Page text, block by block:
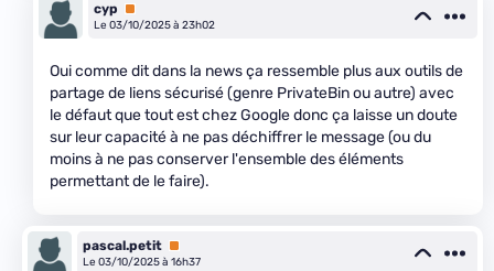
cyp
Premium
Le 03/10/2025 à 23h02
Oui comme dit dans la news ça ressemble plus aux outils de
partage de liens sécurisé (genre PrivateBin ou autre) avec
le défaut que tout est chez Google donc ça laisse un doute
sur leur capacité à ne pas déchiffrer le message (ou du
moins à ne pas conserver l'ensemble des éléments
permettant de le faire).
pascal.petit Premium
Le 03/10/2025 à 16h37